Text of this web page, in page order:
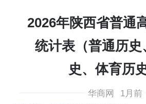
2026年陕西省普通
统计表（普通历史
史、体育历史
华商网 1月前